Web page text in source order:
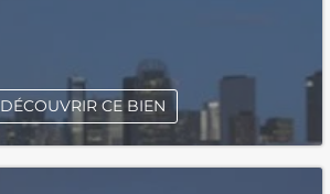
DÉCOUVRIR CE BIEN